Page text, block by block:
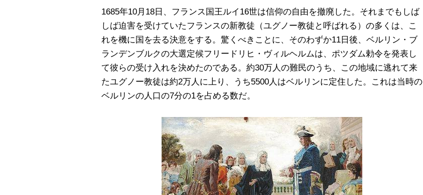
1685年10月18日、フランス国王ルイ16世は信仰の自由を撤廃した。それまでもしば
しば迫害を受けていたフランスの新教徒（ユグノー教徒と呼ばれる）の多くは、こ
れを機に国を去る決意をする。驚くべきことに、そのわずか11日後、ベルリン・ブ
ランデンブルクの大選定候フリードリヒ・ヴィルヘルムは、ポツダム勅令を発表し
て彼らの受け入れを決めたのである。約30万人の難民のうち、この地域に逃れて来
たユグノー教徒は約2万人に上り、うち5500人はベルリンに定住した。これは当時の
ベルリンの人口の7分の1を占める数だ。